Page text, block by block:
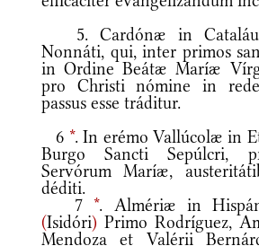
5. Cardónæ in
Nonnáti, qui, inter primos
in Ordine Beátæ Maríæ
pro Christi nómine in
passus esse tráditur.
6 *. In erémo Vallúcolæ in
Burgo Sancti Sepúlcri,
Servórum Maríæ,
déditi.
7 *. Almériæ in
(Isidóri) Primo Rodríguez,
Mendoza et Valérii